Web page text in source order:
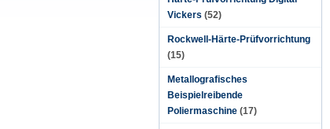
Vickers (52)
Rockwell-Härte-Prüfvorrichtung
(15)
Metallografisches
Beispielreibende
Poliermaschine (17)